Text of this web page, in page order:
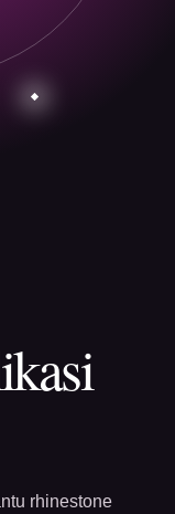
rhinestone